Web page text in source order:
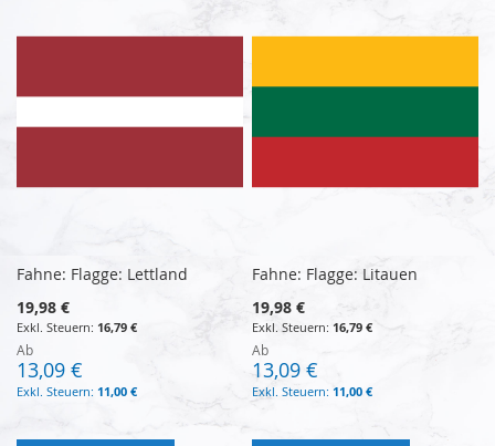
Fahne: Flagge: Lettland
19,98 €
16,79 €
Ab
13,09 €
11,00 €
Fahne: Flagge: Litauen
19,98 €
16,79 €
Ab
13,09 €
11,00 €